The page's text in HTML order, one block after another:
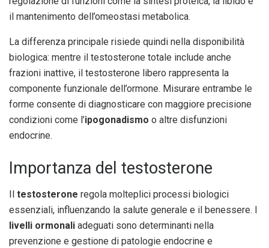
il mantenimento dell’omeostasi metabolica.
La differenza principale risiede quindi nella disponibilità
biologica: mentre il testosterone totale include anche
frazioni inattive, il testosterone libero rappresenta la
componente funzionale dell’ormone. Misurare entrambe le
forme consente di diagnosticare con maggiore precisione
condizioni come l’ipogonadismo o altre disfunzioni
endocrine.
Importanza del testosterone
testosterone regola molteplici processi biologici
essenziali, influenzando la salute generale e il benessere. I
livelli ormonali adeguati sono determinanti nella
prevenzione e gestione di patologie endocrine e